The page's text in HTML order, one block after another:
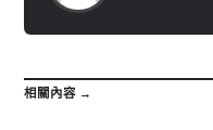
相關內容 →